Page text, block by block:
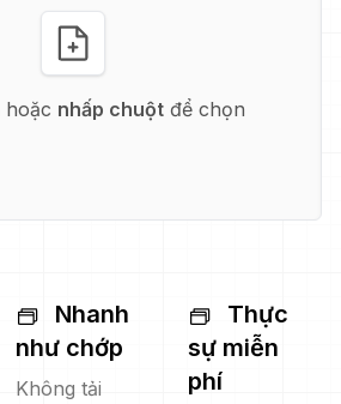
hoặc nhấp chuộtđể chọn
Nhanh
như chớp
Không tải
Thực
sự miễn
phí